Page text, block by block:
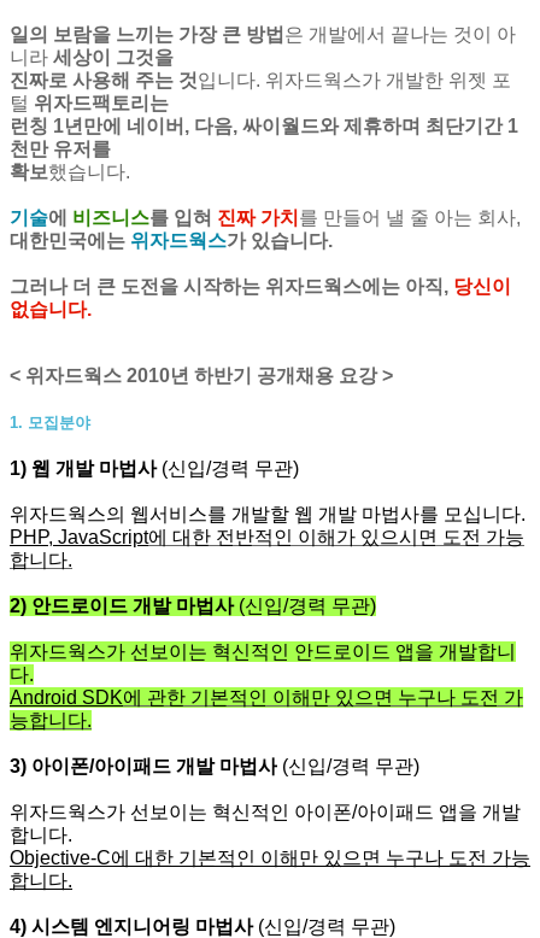
일의 보람을 느끼는 가장 큰 방법 은 개발에서 끝나는 것이 아
니라 세상이 그것을
진짜로 사용해 주는 것입니다. 위자드웍스가 개발한 위젯 포
털 위자드팩토리 는
런칭 1년만에 네이버, 다음, 싸이월드와 제휴하며 최단기간 1
천만유저를
확보했습니다.
기술에 비즈니스를 입혀 진짜 가치 를 만들어 낼 줄 아는 회사,
대한민국에는 위자드웍스가 있습니다.
그러나 더 큰 도전을 시작하는 위자드웍스에는 아직, 당신이
없습니다.
< 위자드웍스 2010년 하반기 공개채용 요강 >
1. 모집분야
1) 웹 개발 마법사(신입/경력 무관)
위자드웍스의 웹서비스를 개발할 웹 개발 마법사를 모십니다.
PHP, JavaScript에 대한 전반적인 이해가 있으시면 도전 가능
합니다.
2) 안드로이드 개발 마법사(신입/경력 무관)
위자드웍스가 선보이는 혁신적인 안드로이드 앱을 개발합니
다.
Android SDK에 관한 기본적인 이해만 있으면 누구나 도전 가
능합니다.
3) 아이폰/아이패드 개발 마법사 (신입/경력 무관)
위자드웍스가 선보이는 혁신적인 아이폰/아이패드 앱을 개발
합니다.
Objective-C에 대한 기본적인 이해만 있으면 누구나 도전 가능
합니다.
4) 시스템 엔지니어링 마법사(신입/경력 무관)